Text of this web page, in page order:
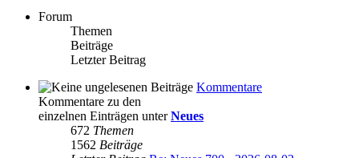
Forum
Themen
Beiträge
Letzter Beitrag
Kommentare
Kommentare zu den
einzelnen Einträgen unterNeues
672 Themen
1562 Beiträge